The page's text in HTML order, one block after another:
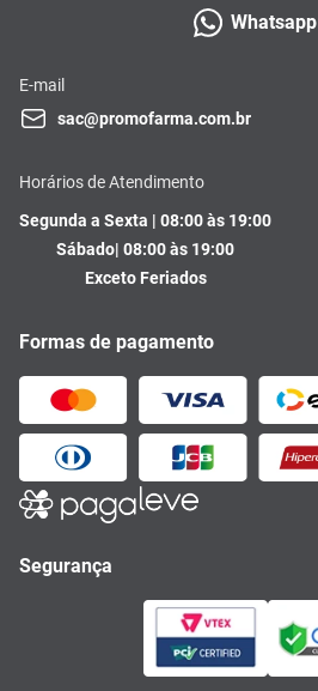
Whatsapp
E-mail
sac@promofarma.com.br
Horários de Atendimento
Segunda a Sexta | 08:00 às 19:00
Sábado| 08:00 às 19:00
Exceto Feriados
Formas de pagamento
Segurança